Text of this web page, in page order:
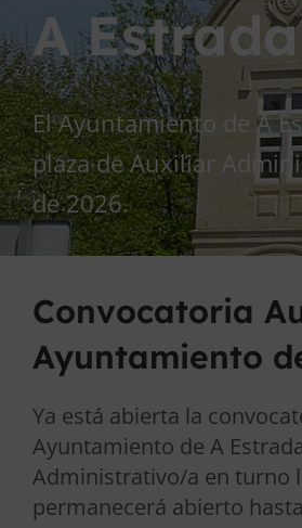
A
El Ayuntamiento de A
plaza de Auxiliar
de 2026.
Convocatoria
Ayuntamiento
Ya está abierta la
Ayuntamiento de A
Administrativo/a en turno
permanecerá abierto